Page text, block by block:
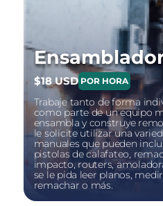
$18 USD POR HORA
Trabaje tanto de forma
como parte de un equipo
ensambla y construye
le solicite utilizar una
manuales que pueden
pistolas de calafateo,
impacto, routers,
se le pida leer planos,
remachar o más.